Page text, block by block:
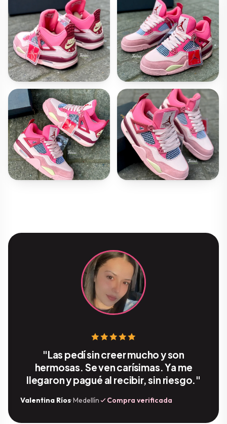
"Las pedí sin creer mucho y son
hermosas. Se ven carísimas. Ya me
llegaron y pagué al recibir, sin riesgo."
Valentina Ríos· Medellín Compra verificada